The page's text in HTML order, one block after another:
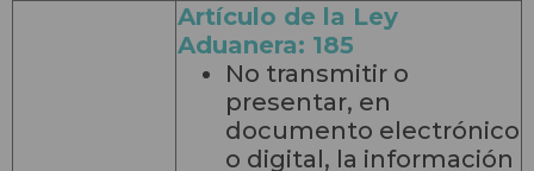
Artículo de la Ley
Aduanera: 185
No transmitir o
presentar, en
documento electrónico
o digital, la información